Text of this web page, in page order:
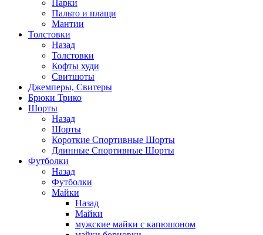
Парки
Пальто и плащи
Мантии
Толстовки
Назад
Толстовки
Кофты худи
Свитшоты
Джемперы, Свитеры
Брюки Трико
Шорты
Назад
Шорты
Короткие Спортивные Шорты
Длинные Спортивные Шорты
Футболки
Назад
Футболки
Майки
Назад
Майки
мужские майки с капюшоном